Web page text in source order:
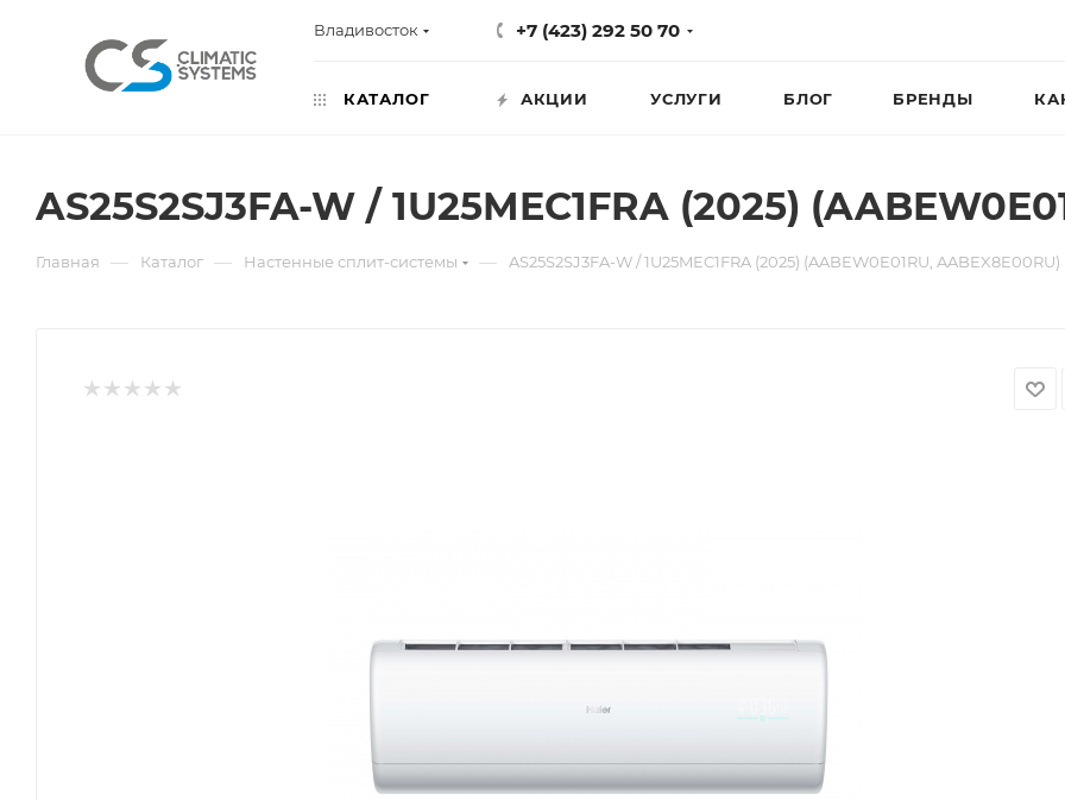
Владивосток +7 (423) 292 50 70
КАТАЛОГ АКЦИИ УСЛУГИ БЛОГ БРЕНДЫ
AS25S2SJ3FA-W / 1U25MEC1FRA (2025)
Главная — Каталог — Настенные сплит-системы — AS25S2SJ3FA-W / 1U25MEC1FRA (2025) (AABEW0E01RU, AABEX8E00RU)